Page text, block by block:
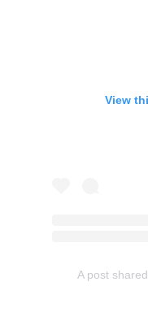
View
A post